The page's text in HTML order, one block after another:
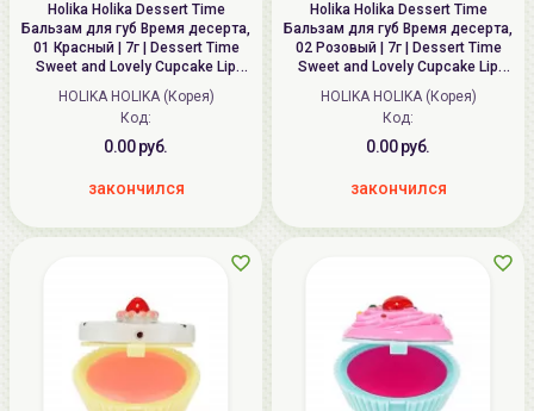
Holika Holika Dessert Time
Бальзам для губ Время десерта,
01 Красный | 7г | Dessert Time
Sweet and Lovely Cupcake Lip
Balm, 01 Red Cupcake
HOLIKA HOLIKA (Корея)
Код:
0.00 руб.
закончился
Holika Holika Dessert Time
Бальзам для губ Время десерта,
02 Розовый | 7г | Dessert Time
Sweet and Lovely Cupcake Lip
Balm, 02 Pink Cupcake
HOLIKA HOLIKA (Корея)
Код:
0.00 руб.
закончился